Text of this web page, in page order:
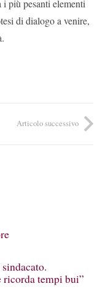
più pesanti elementi
di dialogo a venire,
Articolo successivo
tempi bui”